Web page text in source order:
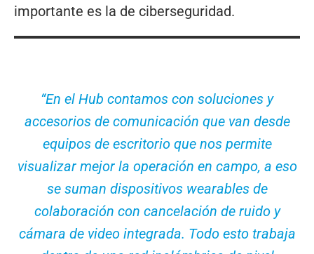
importante es la de ciberseguridad.
“En el Hub contamos con soluciones y
accesorios de comunicación que van desde
equipos de escritorio que nos permite
visualizar mejor la operación en campo, a eso
se suman dispositivos wearables de
colaboración con cancelación de ruido y
cámara de video integrada. Todo esto trabaja